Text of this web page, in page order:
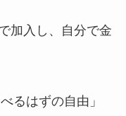
加入し、自分で金
るはずの自由」